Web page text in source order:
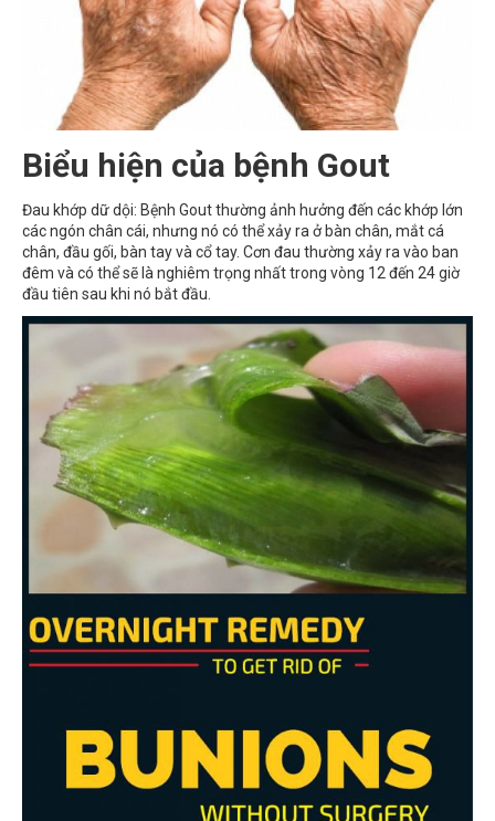
Biểu hiện của bệnh Gout
Đau khớp dữ dội: Bệnh Gout thường ảnh hưởng đến các khớp lớn
các ngón chân cái, nhưng nó có thể xảy ra ở bàn chân, mắt cá
chân, đầu gối, bàn tay và cổ tay. Cơn đau thường xảy ra vào ban
đêm và có thể sẽ là nghiêm trọng nhất trong vòng 12 đến 24 giờ
đầu tiên sau khi nó bắt đầu.